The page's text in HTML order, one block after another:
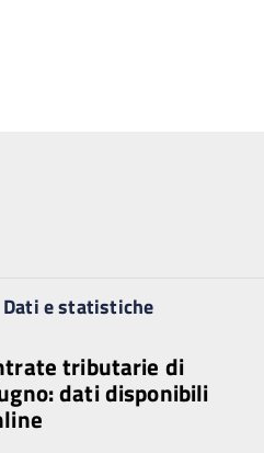
Dati e statistiche
tributarie di
dati disponibili